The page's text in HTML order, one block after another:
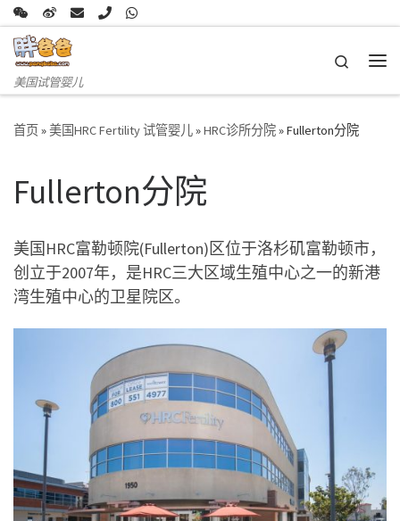
Skip to content
美国试管婴儿
Search
首页»美国HRC Fertility 试管婴儿»HRC诊所分院»Fullerton分院
Fullerton分院
美国HRC富勒顿院(Fullerton)区位于洛杉矶富勒顿市，
创立于2007年，是HRC三大区域生殖中心之一的新港
湾生殖中心的卫星院区。